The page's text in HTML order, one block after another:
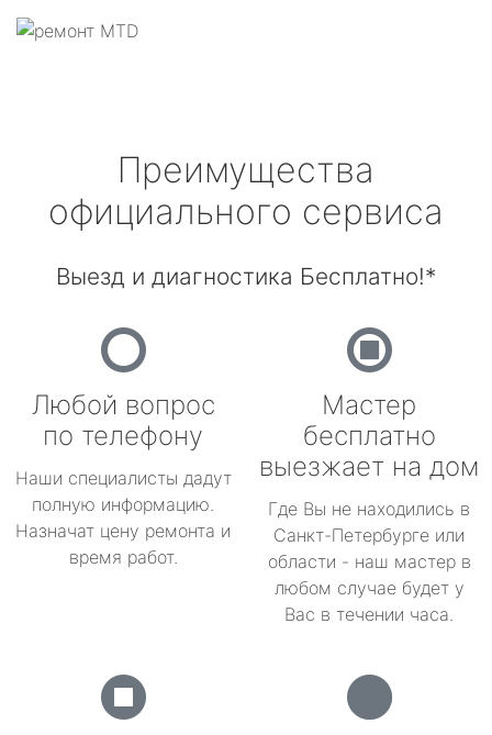
Преимущества
официального сервиса
Выезд и диагностика Бесплатно!*
Любой вопрос
по телефону
Наши специалисты дадут
полную информацию.
Назначат цену ремонта и
время работ.
Мастер
бесплатно
выезжает на дом
Где Вы не находились в
Санкт-Петербурге или
области - наш мастер в
любом случае будет у
Вас в течении часа.